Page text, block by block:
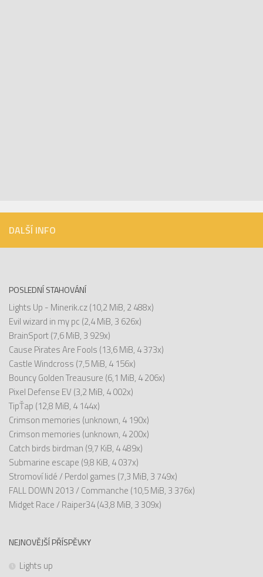
DALŠÍ INFO
POSLEDNÍ STAHOVÁNÍ
Lights Up - Minerik.cz(10,2 MiB, 2 488x)
Evil wizard in my pc (2,4 MiB, 3 626x)
BrainSport(7,6 MiB, 3 929x)
Cause Pirates Are Fools (13,6 MiB, 4 373x)
Castle Windcross (7,5 MiB, 4 156x)
Bouncy Golden Treausure (6,1 MiB, 4 206x)
Pixel Defense EV (3,2 MiB, 4 002x)
TipŤap (12,8 MiB, 4 144x)
Crimson memories (unknown, 4 190x)
Crimson memories (unknown, 4 200x)
Catch birds birdman (9,7 KiB, 4 489x)
Submarine escape (9,8 KiB, 4 037x)
Stromoví lidé / Perdol games (7,3 MiB, 3 749x)
FALL DOWN 2013 / Commanche (10,5 MiB, 3 376x)
Midget Race / Raiper34(43,8 MiB, 3 309x)
NEJNOVĚJŠÍ PŘÍSPĚVKY
Lights up